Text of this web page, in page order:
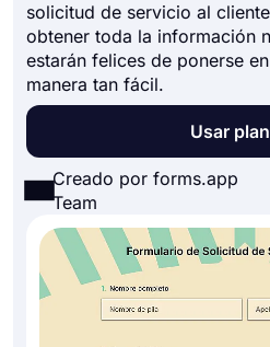
solicitud de servicio al
obtener toda la información
estarán felices de ponerse
manera tan fácil.
Usar
Creado por forms.app
Team